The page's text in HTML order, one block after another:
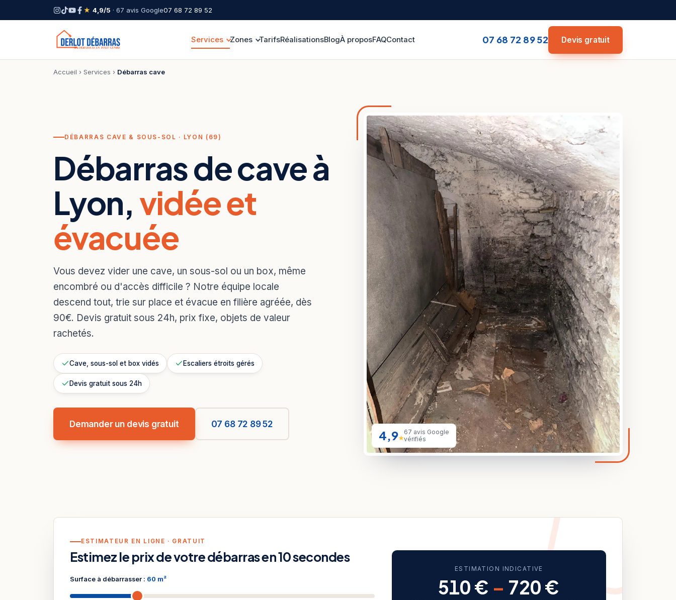
★ 4,9/5 · 67 avis Google07 68 72 89 52
Services Zones TarifsRéalisationsBlogÀ proposFAQContact 07 68 72 89 52 Devis gratuit
Accueil › Services › Débarras cave
DÉBARRAS CAVE & SOUS-SOL · LYON (69)
Débarras de cave à
Lyon,vidée et
évacuée
Vous devez vider une cave, un sous-sol ou un box, même
encombré ou d'accès difficile ? Notre équipe locale
descend tout, trie sur place et évacue en filière agréée, dès
90€. Devis gratuit sous 24h, prix fixe, objets de valeur
rachetés.
Cave, sous-sol et box vidés Escaliers étroits gérés
Devis gratuit sous 24h
Demander un devis gratuit 07 68 72 89 52
4,9★
67 avis Google
vérifiés
ESTIMATEUR EN LIGNE · GRATUIT
Estimez le prix de votre débarras en 10 secondes
Surface à débarrasser : 60 m²
ESTIMATION INDICATIVE
510 € – 720 €